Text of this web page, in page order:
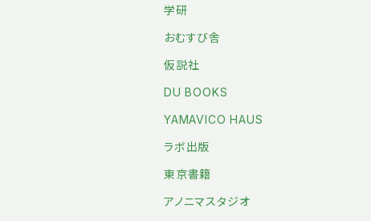
学研
おむすび舎
仮説社
DU BOOKS
YAMAVICO HAUS
ラボ出版
東京書籍
アノニマスタジオ